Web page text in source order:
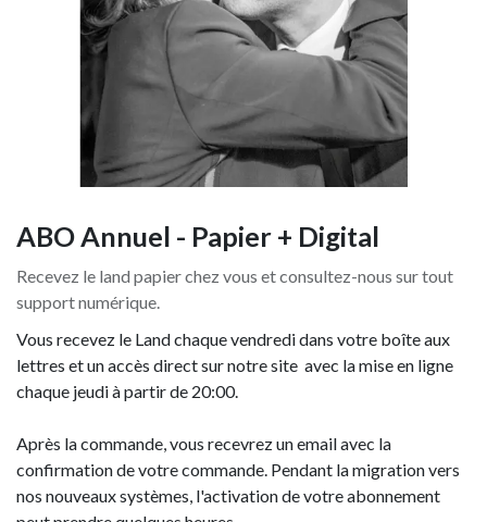
ABO Annuel - Papier + Digital
Recevez le land papier chez vous et consultez-nous sur tout
support numérique.
Vous recevez le Land chaque vendredi dans votre boîte aux
lettres et un accès direct sur notre site avec la mise en ligne
chaque jeudi à partir de 20:00.
Après la commande, vous recevrez un email avec la
confirmation de votre commande. Pendant la migration vers
nos nouveaux systèmes, l'activation de votre abonnement